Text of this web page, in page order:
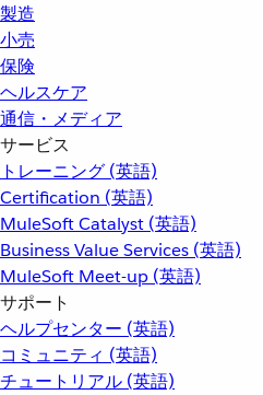
製造
小売
保険
ヘルスケア
通信・メディア
サービス
トレーニング (英語)
Certification (英語)
MuleSoft Catalyst (英語)
Business Value Services (英語)
MuleSoft Meet-up (英語)
サポート
ヘルプセンター (英語)
コミュニティ (英語)
チュートリアル (英語)